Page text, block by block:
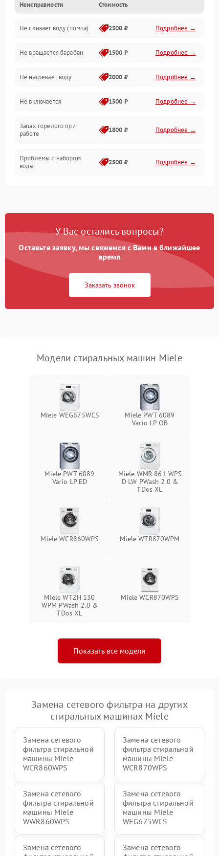
Электропитание
Водоснабжение
Слив
Программное обеспечение
Неисправности Стоимость
Не сливает воду (помпа) 2500 ₽ Подробнее →
Не вращается барабан 1500 ₽ Подробнее →
Не нагревает воду 2000 ₽ Подробнее →
Не включается 1500 ₽ Подробнее →
Запах горелого при
работе
1800 ₽ Подробнее →
Проблемы с набором
воды
2500 ₽ Подробнее →
Замена платы управления 2200 ₽ Подробнее →
У Вас остались вопросы?
Оставьте заявку, мы свяжемся с Вами в ближайшее
время
Заказать звонок
Модели стиральных машин Miele
Miele WEG675WCS
Miele PWT 6089
Vario LP OB
Miele PWT 6089
Vario LP ED
Miele WMR 861 WPS
D LW PWash 2.0 &
TDos XL
Miele WCR860WPS Miele WTR870WPM
Miele WTZH 130
WPM PWash 2.0 &
TDos XL
Miele WCR870WPS
Показать все модели
Замена сетевого фильтра на других
стиральных машинах Miele
Замена сетевого
фильтра стиральной
машины Miele
WCR860WPS
Замена сетевого
фильтра стиральной
машины Miele
WCR870WPS
Замена сетевого
фильтра стиральной
машины Miele
WWR860WPS
Замена сетевого
фильтра стиральной
машины Miele
WEG675WCS
Замена сетевого
Замена сетевого